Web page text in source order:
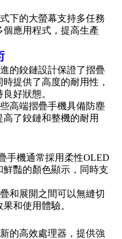
下的大螢幕支持多任務
應用程式，提高生產
的鉸鏈設計保證了摺疊
提供了高度的耐用性，
好狀態。
高端摺疊手機具備防塵
了鉸鏈和整機的耐用
手機通常採用柔性OLED
豔的顏色顯示，同時支
和展開之間可以無縫切
和使用體驗。
的高效處理器，提供強